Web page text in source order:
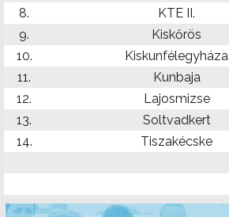
8.
KTE II.
9.
Kiskőrös
10.
Kiskunfélegyháza
11.
Kunbaja
12.
Lajosmizse
13.
Soltvadkert
14.
Tiszakécske